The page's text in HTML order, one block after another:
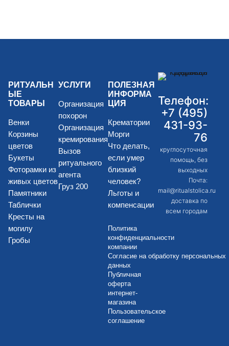
РИТУАЛЬН
ЫЕ
ТОВАРЫ
Венки
Корзины
цветов
Букеты
Фоторамки из
живых цветов
Памятники
Таблички
Кресты на
могилу
Гробы
УСЛУГИ
Организация
похорон
Организация
кремирования
Вызов
ритуального
агента
Груз 200
ПОЛЕЗНАЯ
ИНФОРМА
ЦИЯ
Крематории
Морги
Что делать,
если умер
близкий
человек?
Льготы и
компенсации
Политика
конфиденциальности
компании
Согласие на обработку персональных
данных
Публичная
оферта
интернет-
магазина
Пользовательское
соглашение
Телефон:
+7 (495)
431-93-
76
круглосуточная
помощь, без
выходных
Почта:
mail@ritualstolica.ru
доставка по
всем городам